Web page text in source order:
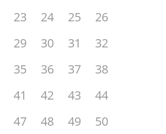
23 24 25
26
29 30 31
32
35 36 37
38
41 42 43
44
47 48 49
50